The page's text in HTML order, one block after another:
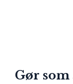
Gør som